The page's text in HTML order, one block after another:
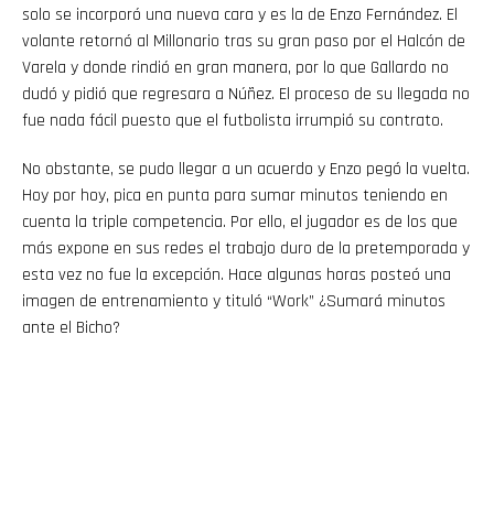
solo se incorporó una nueva cara y es la de Enzo Fernández. El
volante retornó al Millonario tras su gran paso por el Halcón de
Varela y donde rindió en gran manera, por lo que Gallardo no
dudó y pidió que regresara a Núñez. El proceso de su llegada no
fue nada fácil puesto que el futbolista irrumpió su contrato.
No obstante, se pudo llegar a un acuerdo y Enzo pegó la vuelta.
Hoy por hoy, pica en punta para sumar minutos teniendo en
cuenta la triple competencia. Por ello, el jugador es de los que
más expone en sus redes el trabajo duro de la pretemporada y
esta vez no fue la excepción. Hace algunas horas posteó una
imagen de entrenamiento y tituló “Work” ¿Sumará minutos
ante el Bicho?